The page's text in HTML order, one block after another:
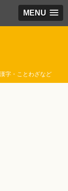
MENU
字・ことわざなど